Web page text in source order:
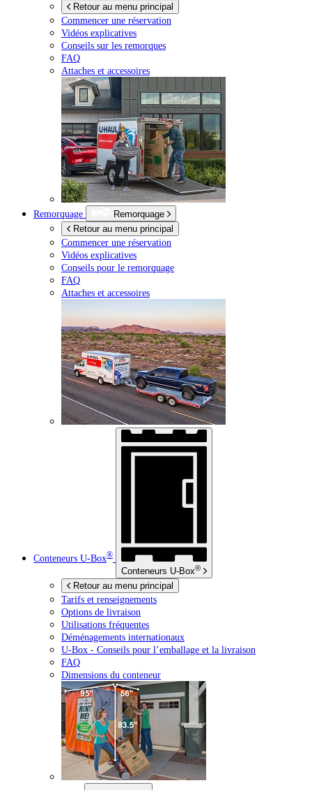
Retour au menu principal
Commencer une réservation
Vidéos explicatives
Conseils sur les remorques
FAQ
Attaches et accessoires
Remorquage
Remorquage
Retour au menu principal
Commencer une réservation
Vidéos explicatives
Conseils pour le remorquage
FAQ
Attaches et accessoires
Conteneurs U-Box®
Conteneurs U-Box®
Retour au menu principal
Tarifs et renseignements
Options de livraison
Utilisations fréquentes
Déménagements internationaux
U-Box - Conseils pour l’emballage et la livraison
FAQ
Dimensions du conteneur